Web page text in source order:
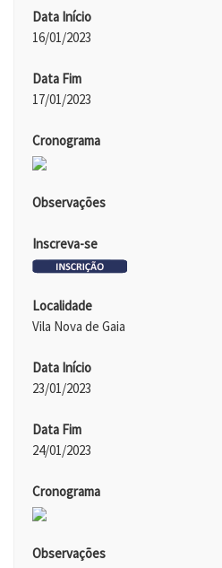
Data Início
16/01/2023
Data Fim
17/01/2023
Cronograma
Observações
Inscreva-se
Localidade
Vila Nova de Gaia
Data Início
23/01/2023
Data Fim
24/01/2023
Cronograma
Observações